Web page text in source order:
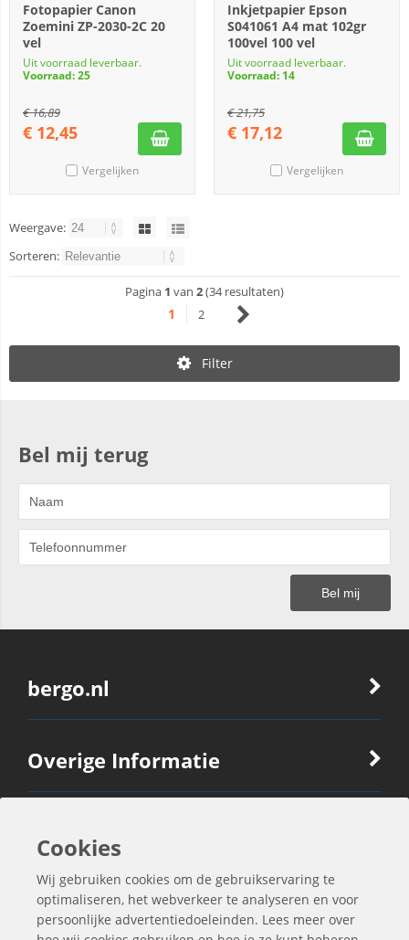
Fotopapier Canon
Zoemini ZP-2030-2C 20
vel
Uit voorraad leverbaar.
Voorraad: 25
€16,89
€ 12,45
Vergelijken
Inkjetpapier Epson
S041061 A4 mat 102gr
100vel 100 vel
Uit voorraad leverbaar.
Voorraad: 14
€21,75
€ 17,12
Vergelijken
Weergave:
Sorteren:
Pagina 1 van 2(34 resultaten)
1 2
Filter
Bel mij terug
bergo.nl
Overige Informatie
Ook Interessant
Contactgegevens
Cookies
Wij gebruiken cookies om de gebruikservaring te
optimaliseren, het webverkeer te analyseren en voor
persoonlijke advertentiedoeleinden. Lees meer over